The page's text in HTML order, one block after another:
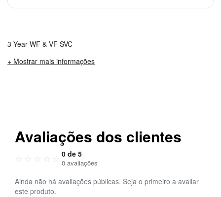
3 Year WF & VF SVC
+ Mostrar mais informações
Avaliações dos clientes
☆ ☆ ☆ ☆ ☆ 0 de 5
0 avaliações
Ainda não há avaliações públicas. Seja o primeiro a avaliar
este produto.